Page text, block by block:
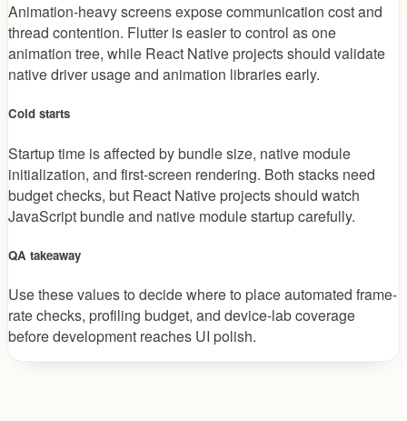
Animation-heavy screens expose communication cost and
thread contention. Flutter is easier to control as one
animation tree, while React Native projects should validate
native driver usage and animation libraries early.
Cold starts
Startup time is affected by bundle size, native module
initialization, and first-screen rendering. Both stacks need
budget checks, but React Native projects should watch
JavaScript bundle and native module startup carefully.
QA takeaway
Use these values to decide where to place automated frame-
rate checks, profiling budget, and device-lab coverage
before development reaches UI polish.